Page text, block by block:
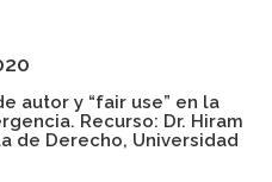
autor y “fair use” en la
Recurso: Dr. Hiram
de Derecho, Universidad